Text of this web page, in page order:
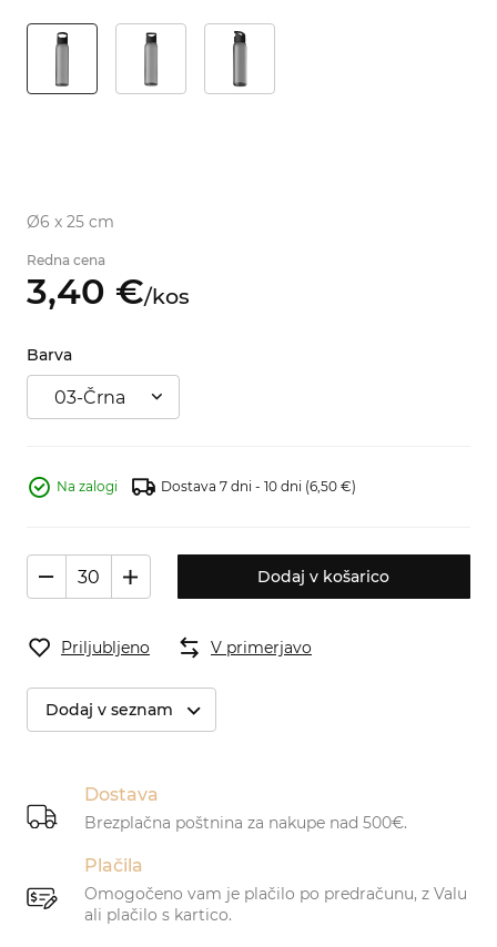
Ø6 x 25 cm
Redna cena
3,40 €/kos
Barva
03-Črna
Na zalogi Dostava 7 dni - 10 dni (6,50 €)
Dodaj v košarico
Priljubljeno V primerjavo
Dodaj v seznam
Dostava
Brezplačna poštnina za nakupe nad 500€.
Plačila
Omogočeno vam je plačilo po predračunu, z Valu
ali plačilo s kartico.